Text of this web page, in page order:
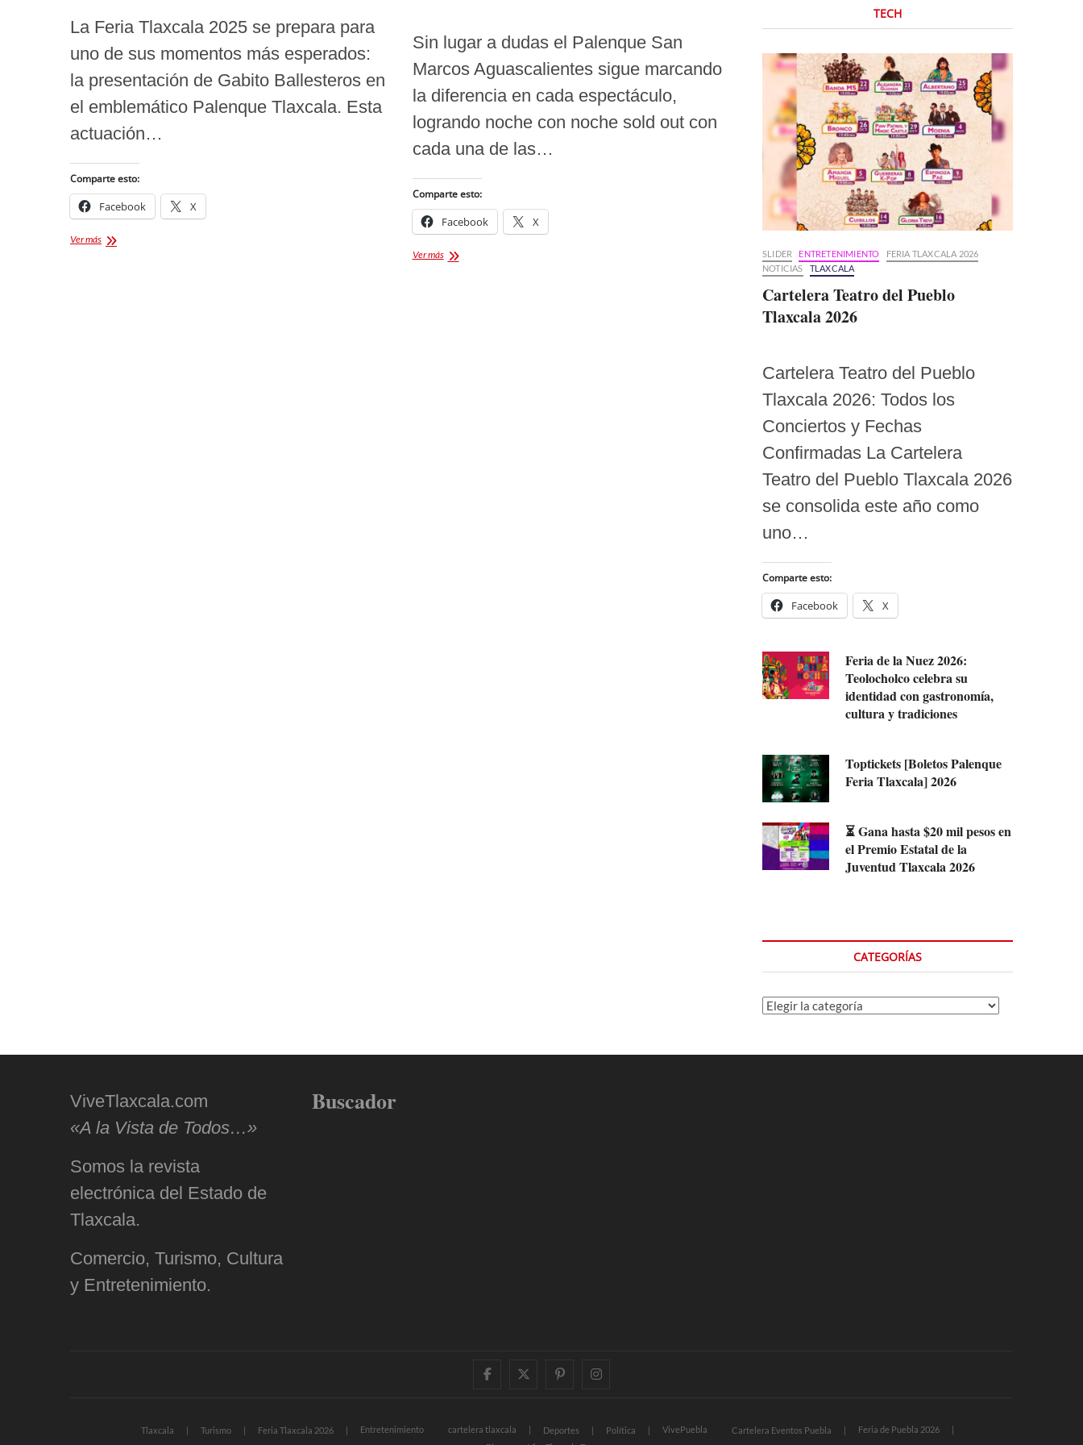
La Feria Tlaxcala 2025 se prepara para
uno de sus momentos más esperados:
la presentación de Gabito Ballesteros en
el emblemático Palenque Tlaxcala. Esta
actuación…
Comparte esto:
Facebook X
Ver másGabito
Sin lugar a dudas el Palenque San
Marcos Aguascalientes sigue marcando
la diferencia en cada espectáculo,
logrando noche con noche sold out con
cada una de las…
Comparte esto:
Facebook X
Ver másContinúa
TECH
SLIDER ENTRETENIMIENTO
FERIA TLAXCALA 2026
NOTICIAS
TLAXCALA
Cartelera Teatro del Pueblo
Tlaxcala 2026
Cartelera Teatro del Pueblo
Tlaxcala 2026: Todos los
Conciertos y Fechas
Confirmadas La Cartelera
Teatro del Pueblo Tlaxcala 2026
se consolida este año como
uno…
Comparte esto:
Facebook X
Feria de la Nuez 2026:
Teolocholco celebra su
identidad con gastronomía,
cultura y tradiciones
Toptickets [Boletos Palenque
Feria Tlaxcala] 2026
⏳ Gana hasta $20 mil pesos en
el Premio Estatal de la
Juventud Tlaxcala 2026
CATEGORÍAS
Categorías
ViveTlaxcala.com
«A la Vista de Todos…»
Somos la revista
electrónica del Estado de
Tlaxcala.
Comercio, Turismo, Cultura
y Entretenimiento.
Buscador
facebooktwitter
pinterestinstagram
Tlaxcala Turismo Feria Tlaxcala 2026 Entretenimiento cartelera tlaxcala Deportes Política VivePuebla Cartelera Eventos Puebla
Feria de Puebla 2026